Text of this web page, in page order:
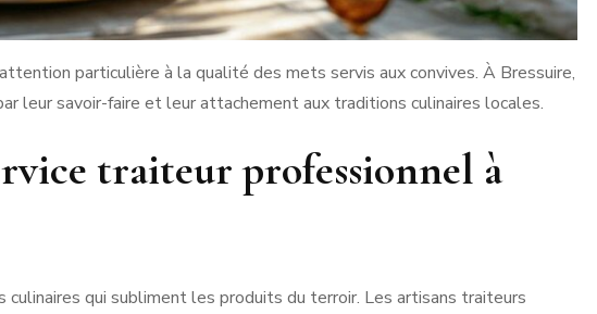
particulière à la qualité des mets servis aux convives. À Bressuire,
leur savoir-faire et leur attachement aux traditions culinaires locales.
traiteur professionnel à
qui subliment les produits du terroir. Les artisans traiteurs